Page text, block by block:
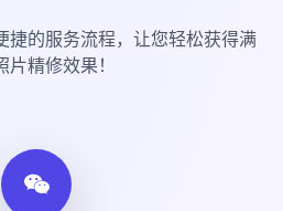
捷的服务流程，让您轻松获得满
片精修效果！